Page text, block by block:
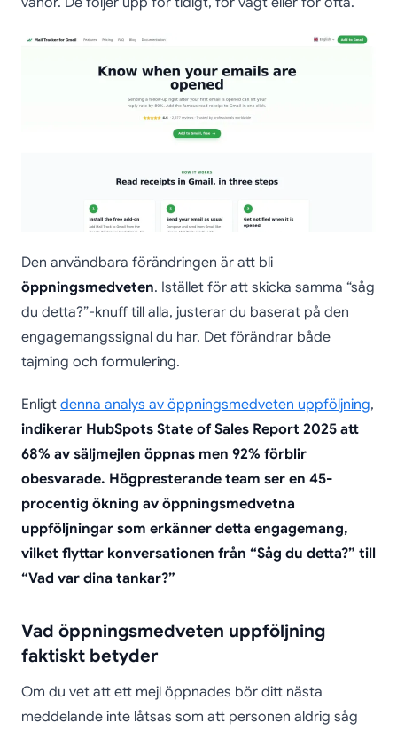
Den användbara förändringen är att bli
öppningsmedveten. Istället för att skicka samma “såg
du detta?”-knuff till alla, justerar du baserat på den
engagemangssignal du har. Det förändrar både
tajming och formulering.
Enligt denna analys av öppningsmedveten uppföljning,
indikerar HubSpots State of Sales Report 2025 att
68% av säljmejlen öppnas men 92% förblir
obesvarade. Högpresterande team ser en 45-
procentig ökning av öppningsmedvetna
uppföljningar som erkänner detta engagemang,
vilket flyttar konversationen från “Såg du detta?” till
“Vad var dina tankar?”
Vad öppningsmedveten uppföljning
faktiskt betyder
Om du vet att ett mejl öppnades bör ditt nästa
meddelande inte låtsas som att personen aldrig såg